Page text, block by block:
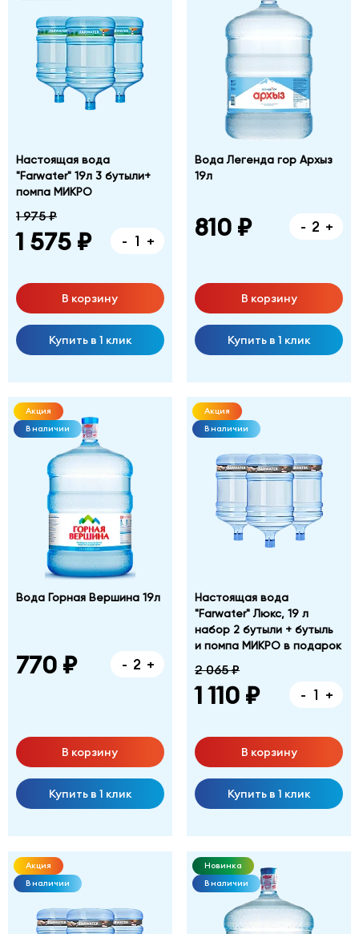
Настоящая вода
"Farwater" 19л 3 бутыли+
помпа МИКРО
1 975 ₽
1 575 ₽ - +
В корзину
Купить в 1 клик
Вода Легенда гор Архыз
19л
810 ₽ - +
В корзину
Купить в 1 клик
Акция
В наличии
Вода Горная Вершина 19л
770 ₽ - +
В корзину
Купить в 1 клик
Акция
В наличии
Настоящая вода
"Farwater" Люкс, 19 л
набор 2 бутыли + бутыль
и помпа МИКРО в подарок
2 065 ₽
1 110 ₽ - +
В корзину
Купить в 1 клик
Акция
В наличии
Новинка
В наличии